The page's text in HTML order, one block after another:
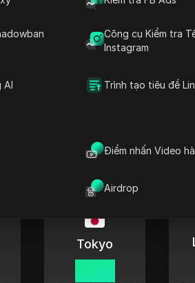
Công cụ Kiểm tra
Instagram
AI Trình tạo tiêu đề
Điểm nhấn Video
Airdrop
Thánh John
03 03
Thursday08/06
hiện tại ở các
Tokyo